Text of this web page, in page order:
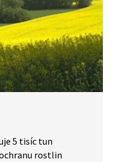
5 tisíc tun
rostlin